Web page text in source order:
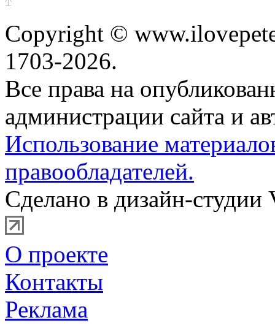
Copyright ©
1703-2026.
Все права на
администрации сайта и
Использование
правообладателей.
Сделано в дизайн-студии
О проекте
Контакты
Реклама